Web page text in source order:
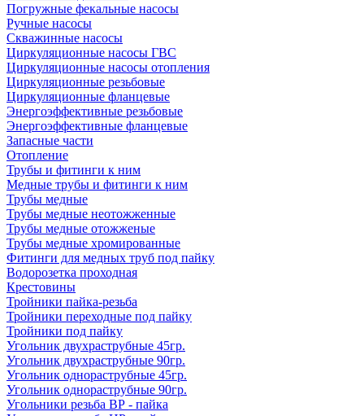
Погружные фекальные насосы
Ручные насосы
Скважинные насосы
Циркуляционные насосы ГВС
Циркуляционные насосы отопления
Циркуляционные резьбовые
Циркуляционные фланцевые
Энергоэффективные резьбовые
Энергоэффективные фланцевые
Запасные части
Отопление
Трубы и фитинги к ним
Медные трубы и фитинги к ним
Трубы медные
Трубы медные неотожженные
Трубы медные отожженые
Трубы медные хромированные
Фитинги для медных труб под пайку
Водорозетка проходная
Крестовины
Тройники пайка-резьба
Тройники переходные под пайку
Тройники под пайку
Угольник двухраструбные 45гр.
Угольник двухраструбные 90гр.
Угольник однораструбные 45гр.
Угольник однораструбные 90гр.
Угольники резьба ВР - пайка